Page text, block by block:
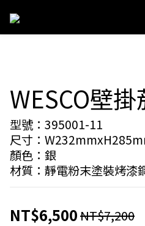
WESCO壁
型號：395001-11
尺寸：
顏色：銀
材質：靜電粉末塗裝烤漆
NT$6,500NT$7,200